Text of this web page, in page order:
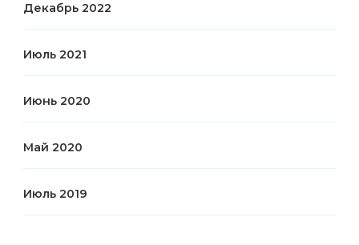
Декабрь 2022
Июль 2021
Июнь 2020
Май 2020
Июль 2019